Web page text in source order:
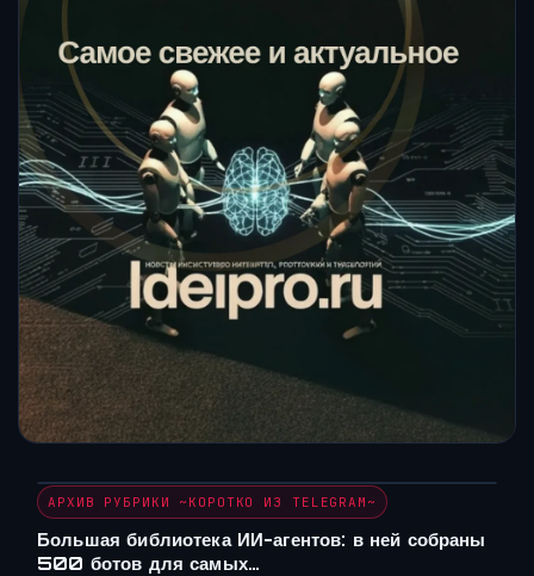
АРХИВ РУБРИКИ ~КОРОТКО ИЗ TELEGRAM~
Большая библиотека ИИ-агентов: в ней собраны
500 ботов для самых…